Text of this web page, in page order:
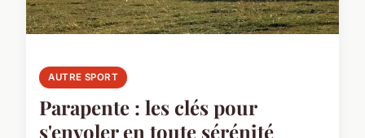
AUTRE SPORT
Parapente : les clés pour
s'envoler en toute sérénité